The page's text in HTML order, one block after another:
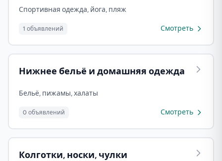
Спортивная одежда, йога, пляж
1 объявлений Смотреть
Нижнее бельё и домашняя одежда
Бельё, пижамы, халаты
0 объявлений Смотреть
Колготки, носки, чулки